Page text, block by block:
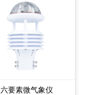
六要素微气象仪